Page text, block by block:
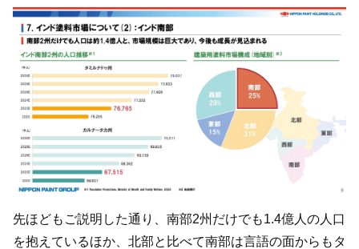
先ほどもご説明した通り、南部2州だけでも1.4億人の人口
を抱えているほか、北部と比べて南部は言語の面からもタ